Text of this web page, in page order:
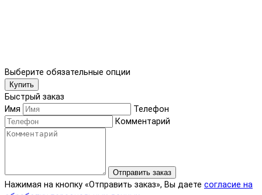
Выберите обязательные опции
Купить
Быстрый заказ
Имя
Телефон
Комментарий
Отправить заказ
Нажимая на кнопку «Отправить заказ», Вы даете согласие на